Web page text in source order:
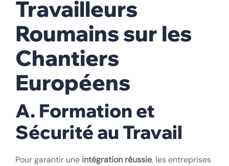
Travailleurs
Roumains sur les
Chantiers
Européens
A. Formation et
Sécurité au Travail
Pour garantir une intégration réussie, les entreprises